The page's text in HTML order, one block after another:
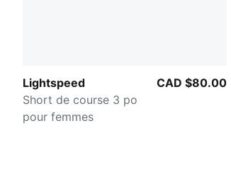
Lightspeed
Short de course 3 po
pour femmes
CAD $80.00